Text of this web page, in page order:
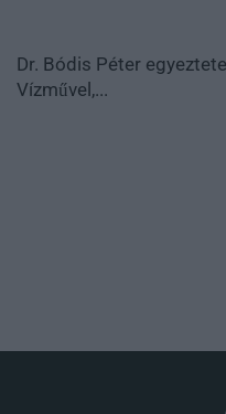
Dr. Bódis Péter
Vízművel,...